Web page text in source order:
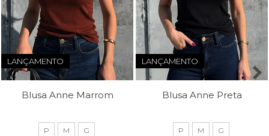
LANÇAMENTO
Blusa Anne Marrom
P M G
LANÇAMENTO
Blusa Anne Preta
P M G